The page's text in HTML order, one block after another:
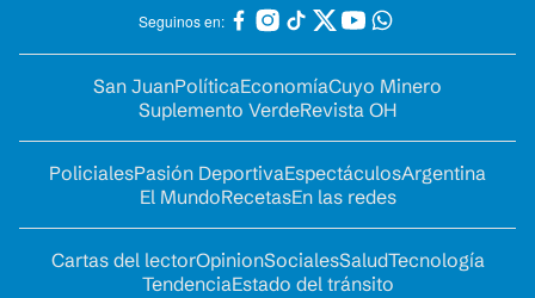
Seguinos en:
San JuanPolíticaEconomíaCuyo Minero
Suplemento VerdeRevista OH
PolicialesPasión DeportivaEspectáculosArgentina
El MundoRecetasEn las redes
Cartas del lectorOpinionSocialesSaludTecnología
TendenciaEstado del tránsito